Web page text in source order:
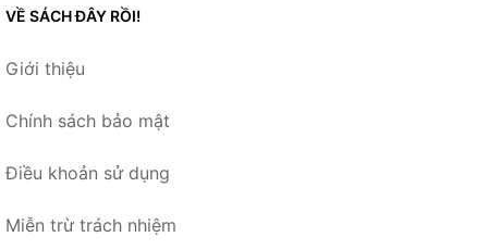
VỀ SÁCH ĐÂY RỒI!
Giới thiệu
Chính sách bảo mật
Điều khoản sử dụng
Miễn trừ trách nhiệm